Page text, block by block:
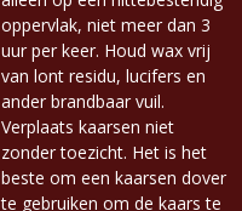
oppervlak, niet meer dan 3
uur per keer. Houd wax vrij
van lont residu, lucifers en
ander brandbaar vuil.
Verplaats kaarsen niet
zonder toezicht. Het is het
beste om een kaarsen dover
te gebruiken om de kaars te